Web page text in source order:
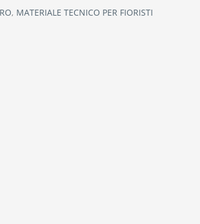
, MATERIALE TECNICO PER FIORISTI